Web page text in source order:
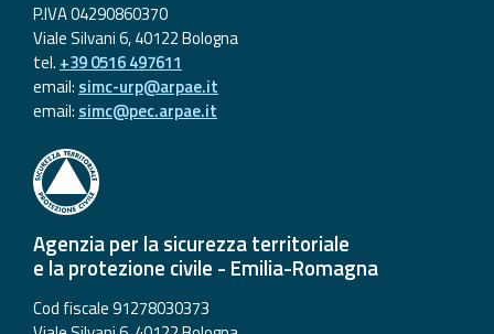
P.IVA 04290860370
Viale Silvani 6, 40122 Bologna
tel. +39 0516 497611
email: simc-urp@arpae.it
email: simc@pec.arpae.it
Agenzia per la sicurezza territoriale
e la protezione civile - Emilia-Romagna
Cod fiscale 91278030373